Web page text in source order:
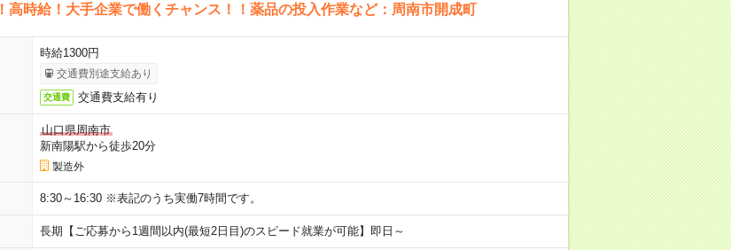
！高時給！大手企業で働くチャンス！！薬品の投入作業など：周南市開成町
時給1300円
交通費別途支給あり
交通費 交通費支給有り
山口県周南市
新南陽駅から徒歩20分
製造外
8:30～16:30 ※表記のうち実働7時間です。
長期【ご応募から1週間以内(最短2日目)のスピード就業が可能】即日～